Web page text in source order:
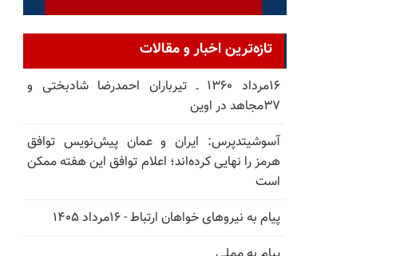
تازه‌ترین اخبار و مقالات
۱۶مرداد ۱۳۶۰ ـ تیرباران احمدرضا شادبختی و
۳۷مجاهد در اوین
آسوشیتدپرس: ایران و عمان پیش‌نویس توافق
هرمز را نهایی کرده‌اند؛ اعلام توافق این هفته ممکن
است
پیام به نیروهای خواهان ارتباط - ۱۶مرداد ۱۴۰۵